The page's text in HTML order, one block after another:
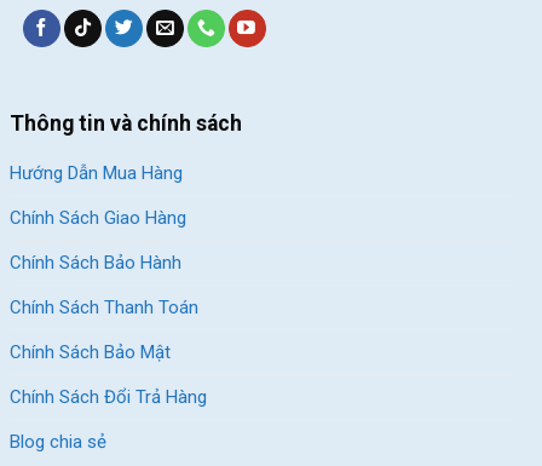
Thông tin và chính sách
Hướng Dẫn Mua Hàng
Chính Sách Giao Hàng
Chính Sách Bảo Hành
Chính Sách Thanh Toán
Chính Sách Bảo Mật
Chính Sách Đổi Trả Hàng
Blog chia sẻ